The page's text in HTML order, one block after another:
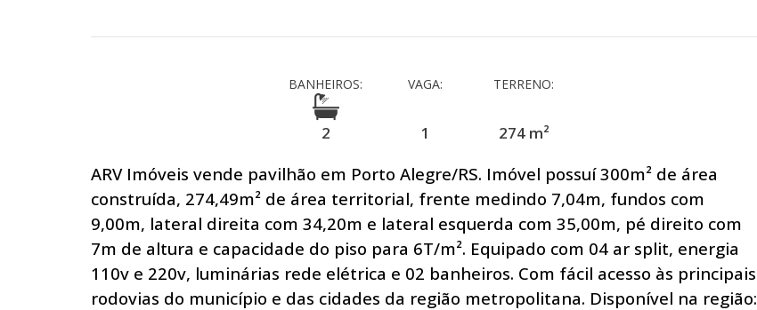
BANHEIROS:
2
VAGA:
1
TERRENO:
274 m²
ARV Imóveis vende pavilhão em Porto Alegre/RS. Imóvel possuí 300m² de área
construída, 274,49m² de área territorial, frente medindo 7,04m, fundos com
9,00m, lateral direita com 34,20m e lateral esquerda com 35,00m, pé direito com
7m de altura e capacidade do piso para 6T/m². Equipado com 04 ar split, energia
110v e 220v, luminárias rede elétrica e 02 banheiros. Com fácil acesso às principais
rodovias do município e das cidades da região metropolitana. Disponível na região: